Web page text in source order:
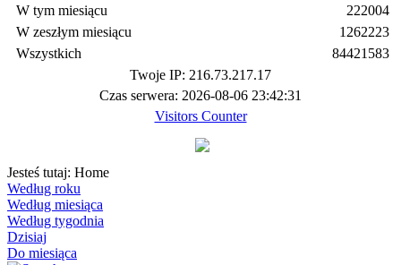
W tym miesiącu
W zeszłym miesiącu
Wszystkich
222004
1262223
84421583
Twoje IP: 216.73.217.17
Czas serwera: 2026-08-06 23:42:31
Visitors Counter
Jesteś tutaj: Home
Według roku
Według miesiąca
Według tygodnia
Dzisiaj
Do miesiąca